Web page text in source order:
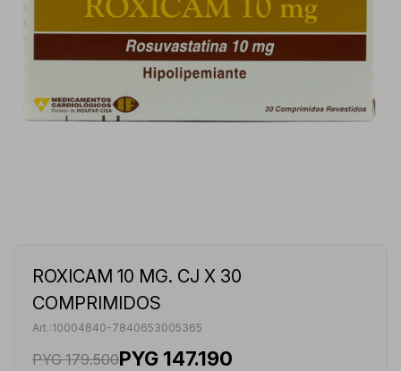
ROXICAM 10 MG. CJ X 30
COMPRIMIDOS
10004840-7840653005365
PYG 179.500PYG 147.190